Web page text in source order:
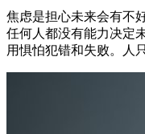
焦虑是担心未来会有不
任何人都没有能力决定
用惧怕犯错和失败。人